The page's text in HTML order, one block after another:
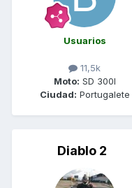
Usuarios
11,5k
Moto: SD 300I
Ciudad: Portugalete
Diablo 2